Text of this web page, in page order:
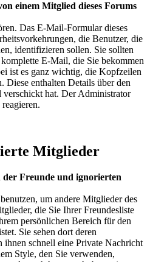
einem Mitglied dieses Forums
Das E-Mail-Formular dieses
die Benutzer, die
identifizieren sollen. Sie sollten
E-Mail, die Sie bekommen
ist es ganz wichtig, die Kopfzeilen
Diese enthalten Details über den
hat. Der Administrator
Mitglieder
der Freunde und ignorierten
um andere Mitglieder des
die Sie Ihrer Freundesliste
persönlichen Bereich für den
Sie sehen dort deren
ihnen schnell eine Private Nachricht
Style, den Sie verwenden,